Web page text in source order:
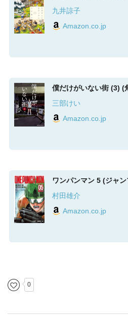
九井諒子
Amazon.co.jp
僕だけがいない街 (3) (
三部けい
Amazon.co.jp
ワンパンマン 5 (ジャ
村田雄介
Amazon.co.jp
0